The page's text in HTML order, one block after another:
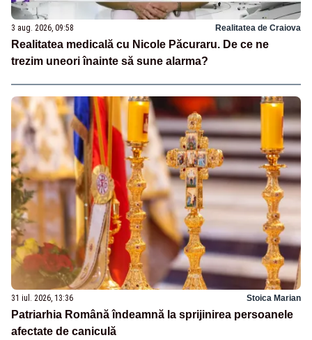
3 aug. 2026, 09:58 Realitatea de Craiova
Realitatea medicală cu Nicole Păcuraru. De ce ne
trezim uneori înainte să sune alarma?
31 iul. 2026, 13:36 Stoica Marian
Patriarhia Română îndeamnă la sprijinirea persoanele
afectate de caniculă